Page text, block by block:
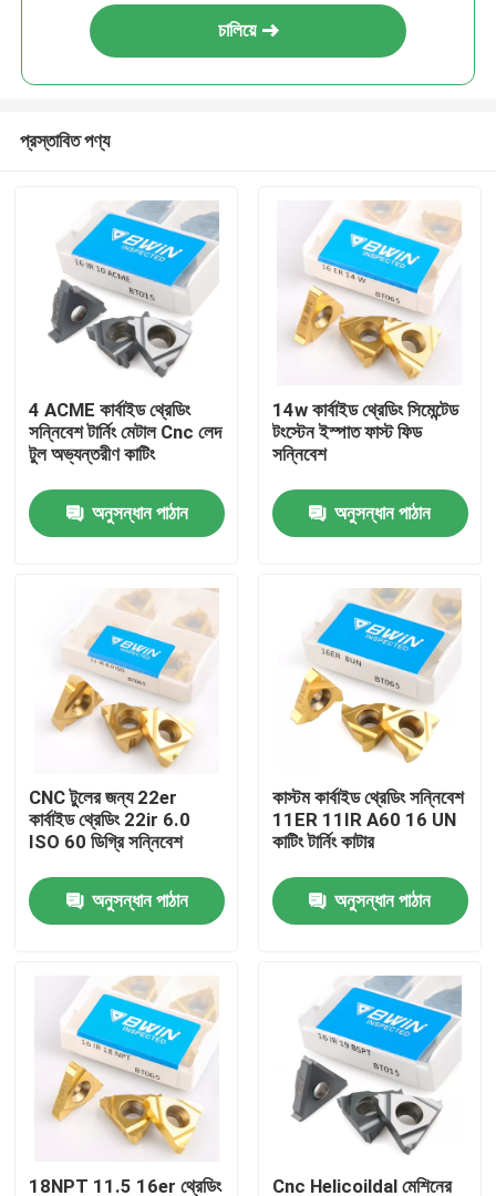
ভিডিও
আমাদের সম্পর্কে
কারখানা ভ্রমণ
মান নিয়ন্ত্রণ
যোগাযোগ করুন
খবর
উদ্ধৃতির জন্য আবেদন
টংস্টেন কার্বাইড সন্নিবেশ
চালিয়ে
প্রস্তাবিত পণ্য
4 ACME কার্বাইড থ্রেডিং
সন্নিবেশ টার্নিং মেটাল Cnc লেদ
টুল অভ্যন্তরীণ কাটিং
অনুসন্ধান পাঠান
14w কার্বাইড থ্রেডিং সিমেন্টেড
টংস্টেন ইস্পাত ফাস্ট ফিড
সন্নিবেশ
অনুসন্ধান পাঠান
CNC টুলের জন্য 22er
কার্বাইড থ্রেডিং 22ir 6.0
ISO 60 ডিগ্রি সন্নিবেশ
অনুসন্ধান পাঠান
কাস্টম কার্বাইড থ্রেডিং সন্নিবেশ
11ER 11IR A60 16 UN
কাটিং টার্নিং কাটার
অনুসন্ধান পাঠান
18NPT 11.5 16er থ্রেডিং Cnc Helicoildal মেশিনের